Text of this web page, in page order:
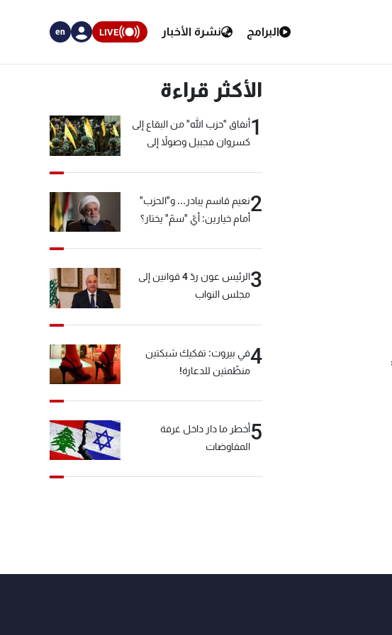
البرامج نشرة الأخبار LIVE
en
الأكثر قراءة
1أنفاق "حزب الله" من البقاع إلى
كسروان فجبيل وصولاً إلى
2نعيم قاسم يبادر... و"الحزب"
أمام خيارين: أيّ "سمّ" يختار؟
3
الرئيس عون ردّ 4 قوانين إلى
مجلس النواب
4في بيروت: تفكيك شبكتين
منظّمتين للدعارة!
5أخطر ما دار داخل غرفة
المفاوضات